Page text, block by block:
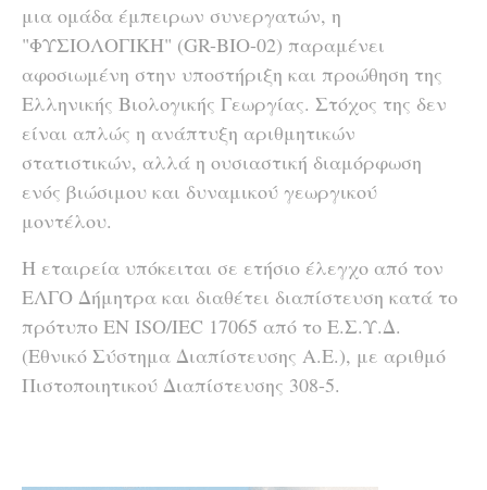
μια ομάδα έμπειρων συνεργατών, η
"ΦΥΣΙΟΛΟΓΙΚΗ" (GR-BIO-02) παραμένει
αφοσιωμένη στην υποστήριξη και προώθηση της
Ελληνικής Βιολογικής Γεωργίας. Στόχος της δεν
είναι απλώς η ανάπτυξη αριθμητικών
στατιστικών, αλλά η ουσιαστική διαμόρφωση
ενός βιώσιμου και δυναμικού γεωργικού
μοντέλου.
Η εταιρεία υπόκειται σε ετήσιο έλεγχο από τον
ΕΛΓΟ Δήμητρα και διαθέτει διαπίστευση κατά το
πρότυπο EN ISO/IEC 17065 από το Ε.Σ.Υ.Δ.
(Εθνικό Σύστημα Διαπίστευσης Α.Ε.), με αριθμό
Πιστοποιητικού Διαπίστευσης 308-5.